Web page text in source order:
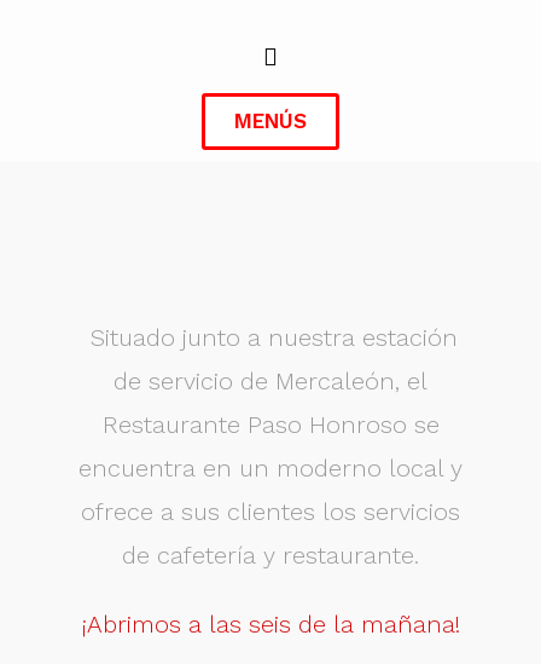
MENÚS
Situado junto a nuestra estación
de servicio de Mercaleón, el
Restaurante Paso Honroso se
encuentra en un moderno local y
ofrece a sus clientes los servicios
de cafetería y restaurante.
¡Abrimos a las seis de la mañana!